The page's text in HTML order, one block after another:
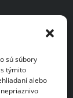
sú súbory
týmito
alebo